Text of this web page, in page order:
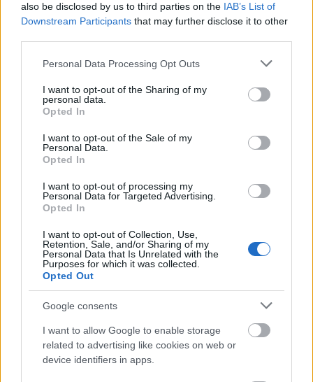
also be disclosed by us to third parties on the IAB’s List of
Downstream Participants that may further disclose it to other
Please note that this website/app uses one or more Google
not limited to your visit or usage behaviour. You may click to
grant or deny consent to Google and its third-party tags to
use your data for below specified purposes in below Google
consent section.
Personal Data Processing Opt Outs
I want to opt-out of the Sharing of my
personal data.
Opted In
I want to opt-out of the Sale of my
Personal Data.
Opted In
I want to opt-out of processing my
Personal Data for Targeted Advertising.
Opted In
I want to opt-out of Collection, Use,
Retention, Sale, and/or Sharing of my
Personal Data that Is Unrelated with the
Purposes for which it was collected.
Opted Out
Google consents
I want to allow Google to enable storage
related to advertising like cookies on web or
device identifiers in apps.
Για να προσθέσεις το σχόλιο
στο my gazzetta!